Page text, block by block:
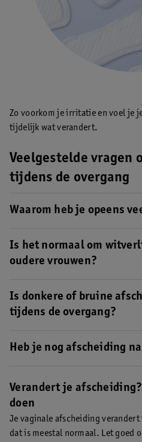
Zo voorkom je irritatie en voel je
tijdelijk wat verandert.
Veelgestelde vragen
tijdens de overgang
Waarom heb je opeens
voor meer of andere afscheiding.
als het doorzichtig of wit is.
Is het normaal om
oudere vrouwen?
de overgang, al is het vaak minder
en niet brokkelig of jeukend is, is
Is donkere of bruine
tijdens de overgang?
en is vaak onschuldig. Toch is het
Heb je nog afscheiding
vaak minder
. Zolang het geurloos
meestal normaal. Verandert het
Verandert je
doen
Je vaginale afscheiding
dat is meestal normaal. Let goed